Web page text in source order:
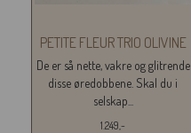
PETITE FLEUR TRIO OLIVINE
De er så nette, vakre og glitrende
disse øredobbene. Skal du i
selskap...
1.249,-